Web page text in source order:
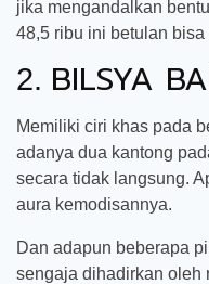
jika mengandalkan
48,5 ribu ini betulan
2. BILSYA
Memiliki ciri khas pada
adanya dua kantong
secara tidak langsung.
aura kemodisannya.
Dan adapun beberapa
sengaja dihadirkan oleh